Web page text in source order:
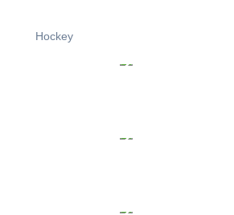
Hockey